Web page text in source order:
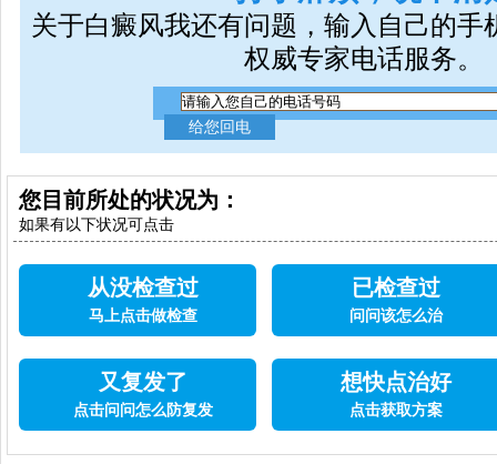
关于白癜风我还有问题，输入自己的手
权威专家电话服务。
您目前所处的状况为：
如果有以下状况可点击
从没检查过
马上点击做检查
已检查过
问问该怎么治
又复发了
点击问问怎么防复发
想快点治好
点击获取方案